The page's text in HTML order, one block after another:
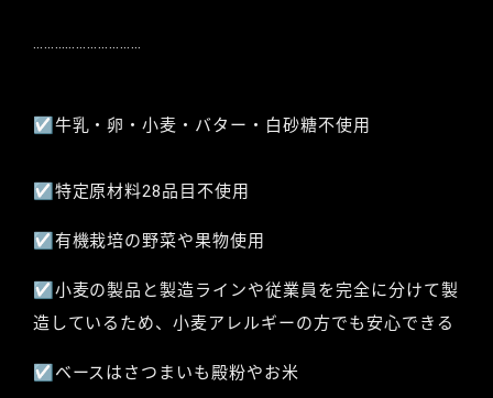
…………………………
☑︎牛乳・卵・小麦・バター・白砂糖不使用
☑︎特定原材料28品目不使用
☑︎有機栽培の野菜や果物使用
☑︎小麦の製品と製造ラインや従業員を完全に分けて製
造しているため、小麦アレルギーの方でも安心できる
☑︎ベースはさつまいも殿粉やお米